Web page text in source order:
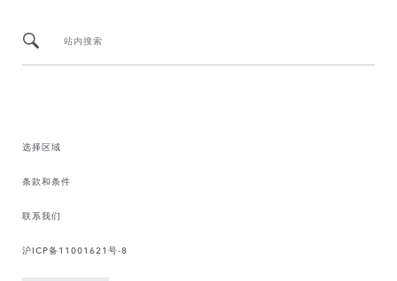
站内搜索
选择区域
条款和条件
联系我们
沪ICP备11001621号-8